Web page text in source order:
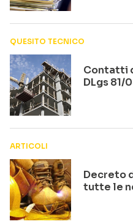
QUESITO TECNICO
Contatti
DLgs 81/
ARTICOLI
Decreto
tutte le